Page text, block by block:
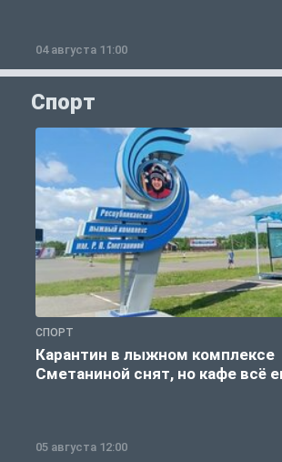
04 августа 11:00
Спорт
СПОРТ
Карантин в лыжном комплексе
Сметаниной снят, но кафе всё
05 августа 12:00